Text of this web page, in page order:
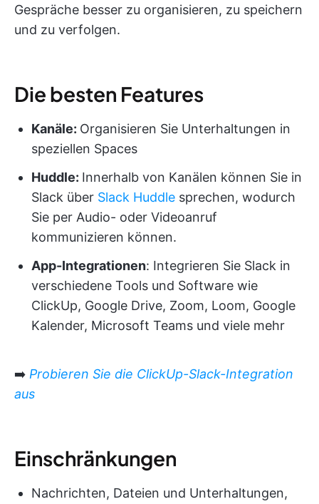
Gespräche besser zu organisieren, zu speichern
und zu verfolgen.
Die besten Features
Kanäle: Organisieren Sie Unterhaltungen in
speziellen Spaces
Huddle: Innerhalb von Kanälen können Sie in
Slack über Slack Huddle sprechen, wodurch
Sie per Audio- oder Videoanruf
kommunizieren können.
App-Integrationen: Integrieren Sie Slack in
verschiedene Tools und Software wie
ClickUp, Google Drive, Zoom, Loom, Google
Kalender, Microsoft Teams und viele mehr
➡️ Probieren Sie die ClickUp-Slack-Integration
aus
Einschränkungen
Nachrichten, Dateien und Unterhaltungen,